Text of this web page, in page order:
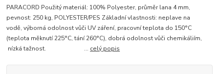
PARACORD Použitý materiál: 100% Polyester, průměr lana 4 mm,
pevnost: 250 kg, POLYESTER/PES Základní vlastnosti: neplave na
vodě, výborná odolnost vůči UV záření, pracovní teplota do 150°C
(teplota měknutí 225°C, tání 260°C), dobrá odolnost vůči chemikáliím,
nízká tažnost. ... celý popis